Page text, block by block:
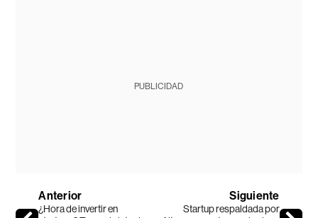
PUBLICIDAD
Anterior
¿Hora de invertir en
Siguiente
Startup respaldada por